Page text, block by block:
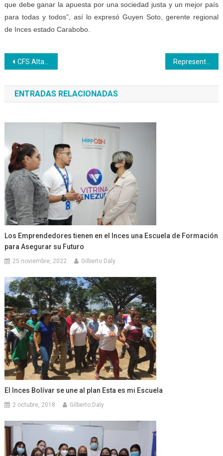
que debe ganar la apuesta por una sociedad justa y un mejor país
para todas y todos”, así lo expresó Guyen Soto, gerente regional
de Inces estado Carabobo.
Navegación
de
entradas
CFS Altagracia certifica los saberes de panaderos y reposteros guariqueños Representantes de “Aeropostal” C.A. visitan instalaciones del Inces Vargas
ENTRADAS RELACIONADAS
Los Emprendedores tienen en el Inces una Escuela de Formación
para Asegurar su Futuro
25 noviembre, 2022 Gilberto Daly
El Inces Bolívar se une al plan Esta es mi Escuela
2 octubre, 2018 Gilberto Daly